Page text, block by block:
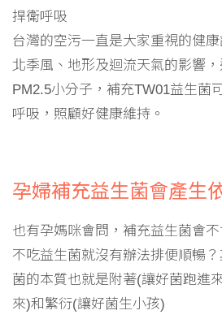
捍衛呼吸
台灣的空污一直是大家重視的健
北季風、地形及迴流天氣的影響
PM2.5小分子，補充TW01益生菌
呼吸，照顧好健康維持。
孕婦補充益生菌會產生
也有孕媽咪會問，補充益生菌會
不吃益生菌就沒有辦法排便順暢
菌的本質也就是附著(讓好菌跑進
來)和繁衍(讓好菌生小孩)